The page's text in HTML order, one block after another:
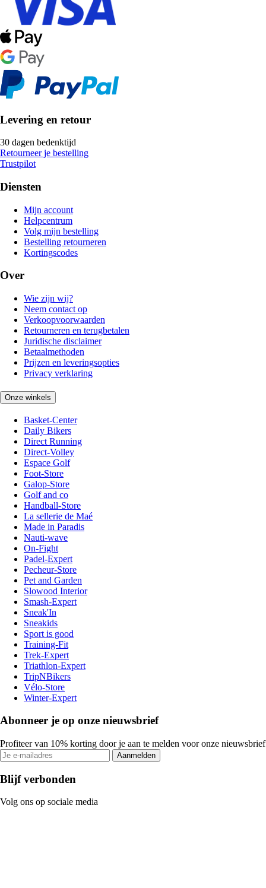
Levering en retour
30 dagen bedenktijd
Retourneer je bestelling
Trustpilot
Diensten
Mijn account
Helpcentrum
Volg mijn bestelling
Bestelling retourneren
Kortingscodes
Over
Wie zijn wij?
Neem contact op
Verkoopvoorwaarden
Retourneren en terugbetalen
Juridische disclaimer
Betaalmethoden
Prijzen en leveringsopties
Privacy verklaring
Onze winkels
Basket-Center
Daily Bikers
Direct Running
Direct-Volley
Espace Golf
Foot-Store
Galop-Store
Golf and co
Handball-Store
La sellerie de Maé
Made in Paradis
Nauti-wave
On-Fight
Padel-Expert
Pecheur-Store
Pet and Garden
Slowood Interior
Smash-Expert
Sneak'In
Sneakids
Sport is good
Training-Fit
Trek-Expert
Triathlon-Expert
TripNBikers
Vélo-Store
Winter-Expert
Abonneer je op onze nieuwsbrief
Profiteer van 10% korting door je aan te melden voor onze nieuwsbrief
Aanmelden
Blijf verbonden
Volg ons op sociale media